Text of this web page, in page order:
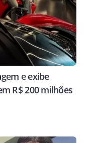
e exibe
R$ 200 milhões